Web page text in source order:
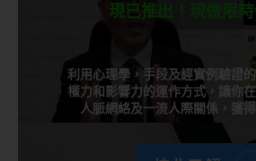
現已推出！現做限時
利用心理學，手段及經實例驗證
權力和影響力的運作方式，讓你
人脈網絡及一流人際關係，獲